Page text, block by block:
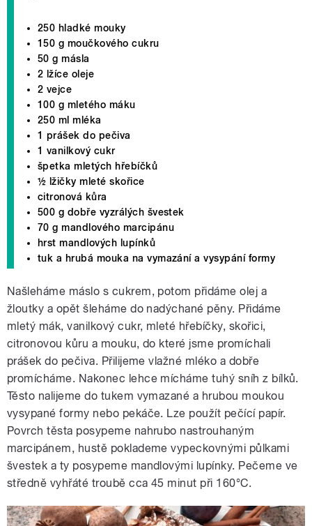
250 hladké mouky
150 g moučkového cukru
50 g másla
2 lžíce oleje
2 vejce
100 g mletého máku
250 ml mléka
1 prášek do pečiva
1 vanilkový cukr
špetka mletých hřebíčků
½ lžičky mleté skořice
citronová kůra
500 g dobře vyzrálých švestek
70 g mandlového marcipánu
hrst mandlových lupínků
tuk a hrubá mouka na vymazání a vysypání formy
Našleháme máslo s cukrem, potom přidáme olej a
žloutky a opět šleháme do nadýchané pěny. Přidáme
mletý mák, vanilkový cukr, mleté hřebíčky, skořici,
citronovou kůru a mouku, do které jsme promíchali
prášek do pečiva. Přilijeme vlažné mléko a dobře
promícháme. Nakonec lehce mícháme tuhý sníh z bílků.
Těsto nalijeme do tukem vymazané a hrubou moukou
vysypané formy nebo pekáče. Lze použít pečící papír.
Povrch těsta posypeme nahrubo nastrouhaným
marcipánem, hustě poklademe vypeckovnými půlkami
švestek a ty posypeme mandlovými lupínky. Pečeme ve
středně vyhřáté troubě cca 45 minut při 160°C.